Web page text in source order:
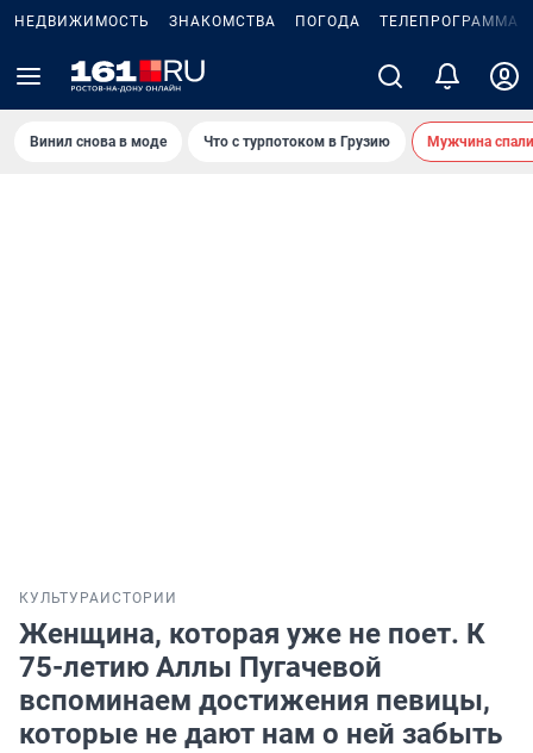
НЕДВИЖИМОСТЬ ЗНАКОМСТВА ПОГОДА ТЕЛЕПРОГРАММА
Винил снова в моде Что с турпотоком в Грузию Мужчина
КУЛЬТУРА ИСТОРИИ
Женщина, которая уже не поет. К
75-летию Аллы Пугачевой
вспоминаем достижения певицы,
которые не дают нам о ней забыть